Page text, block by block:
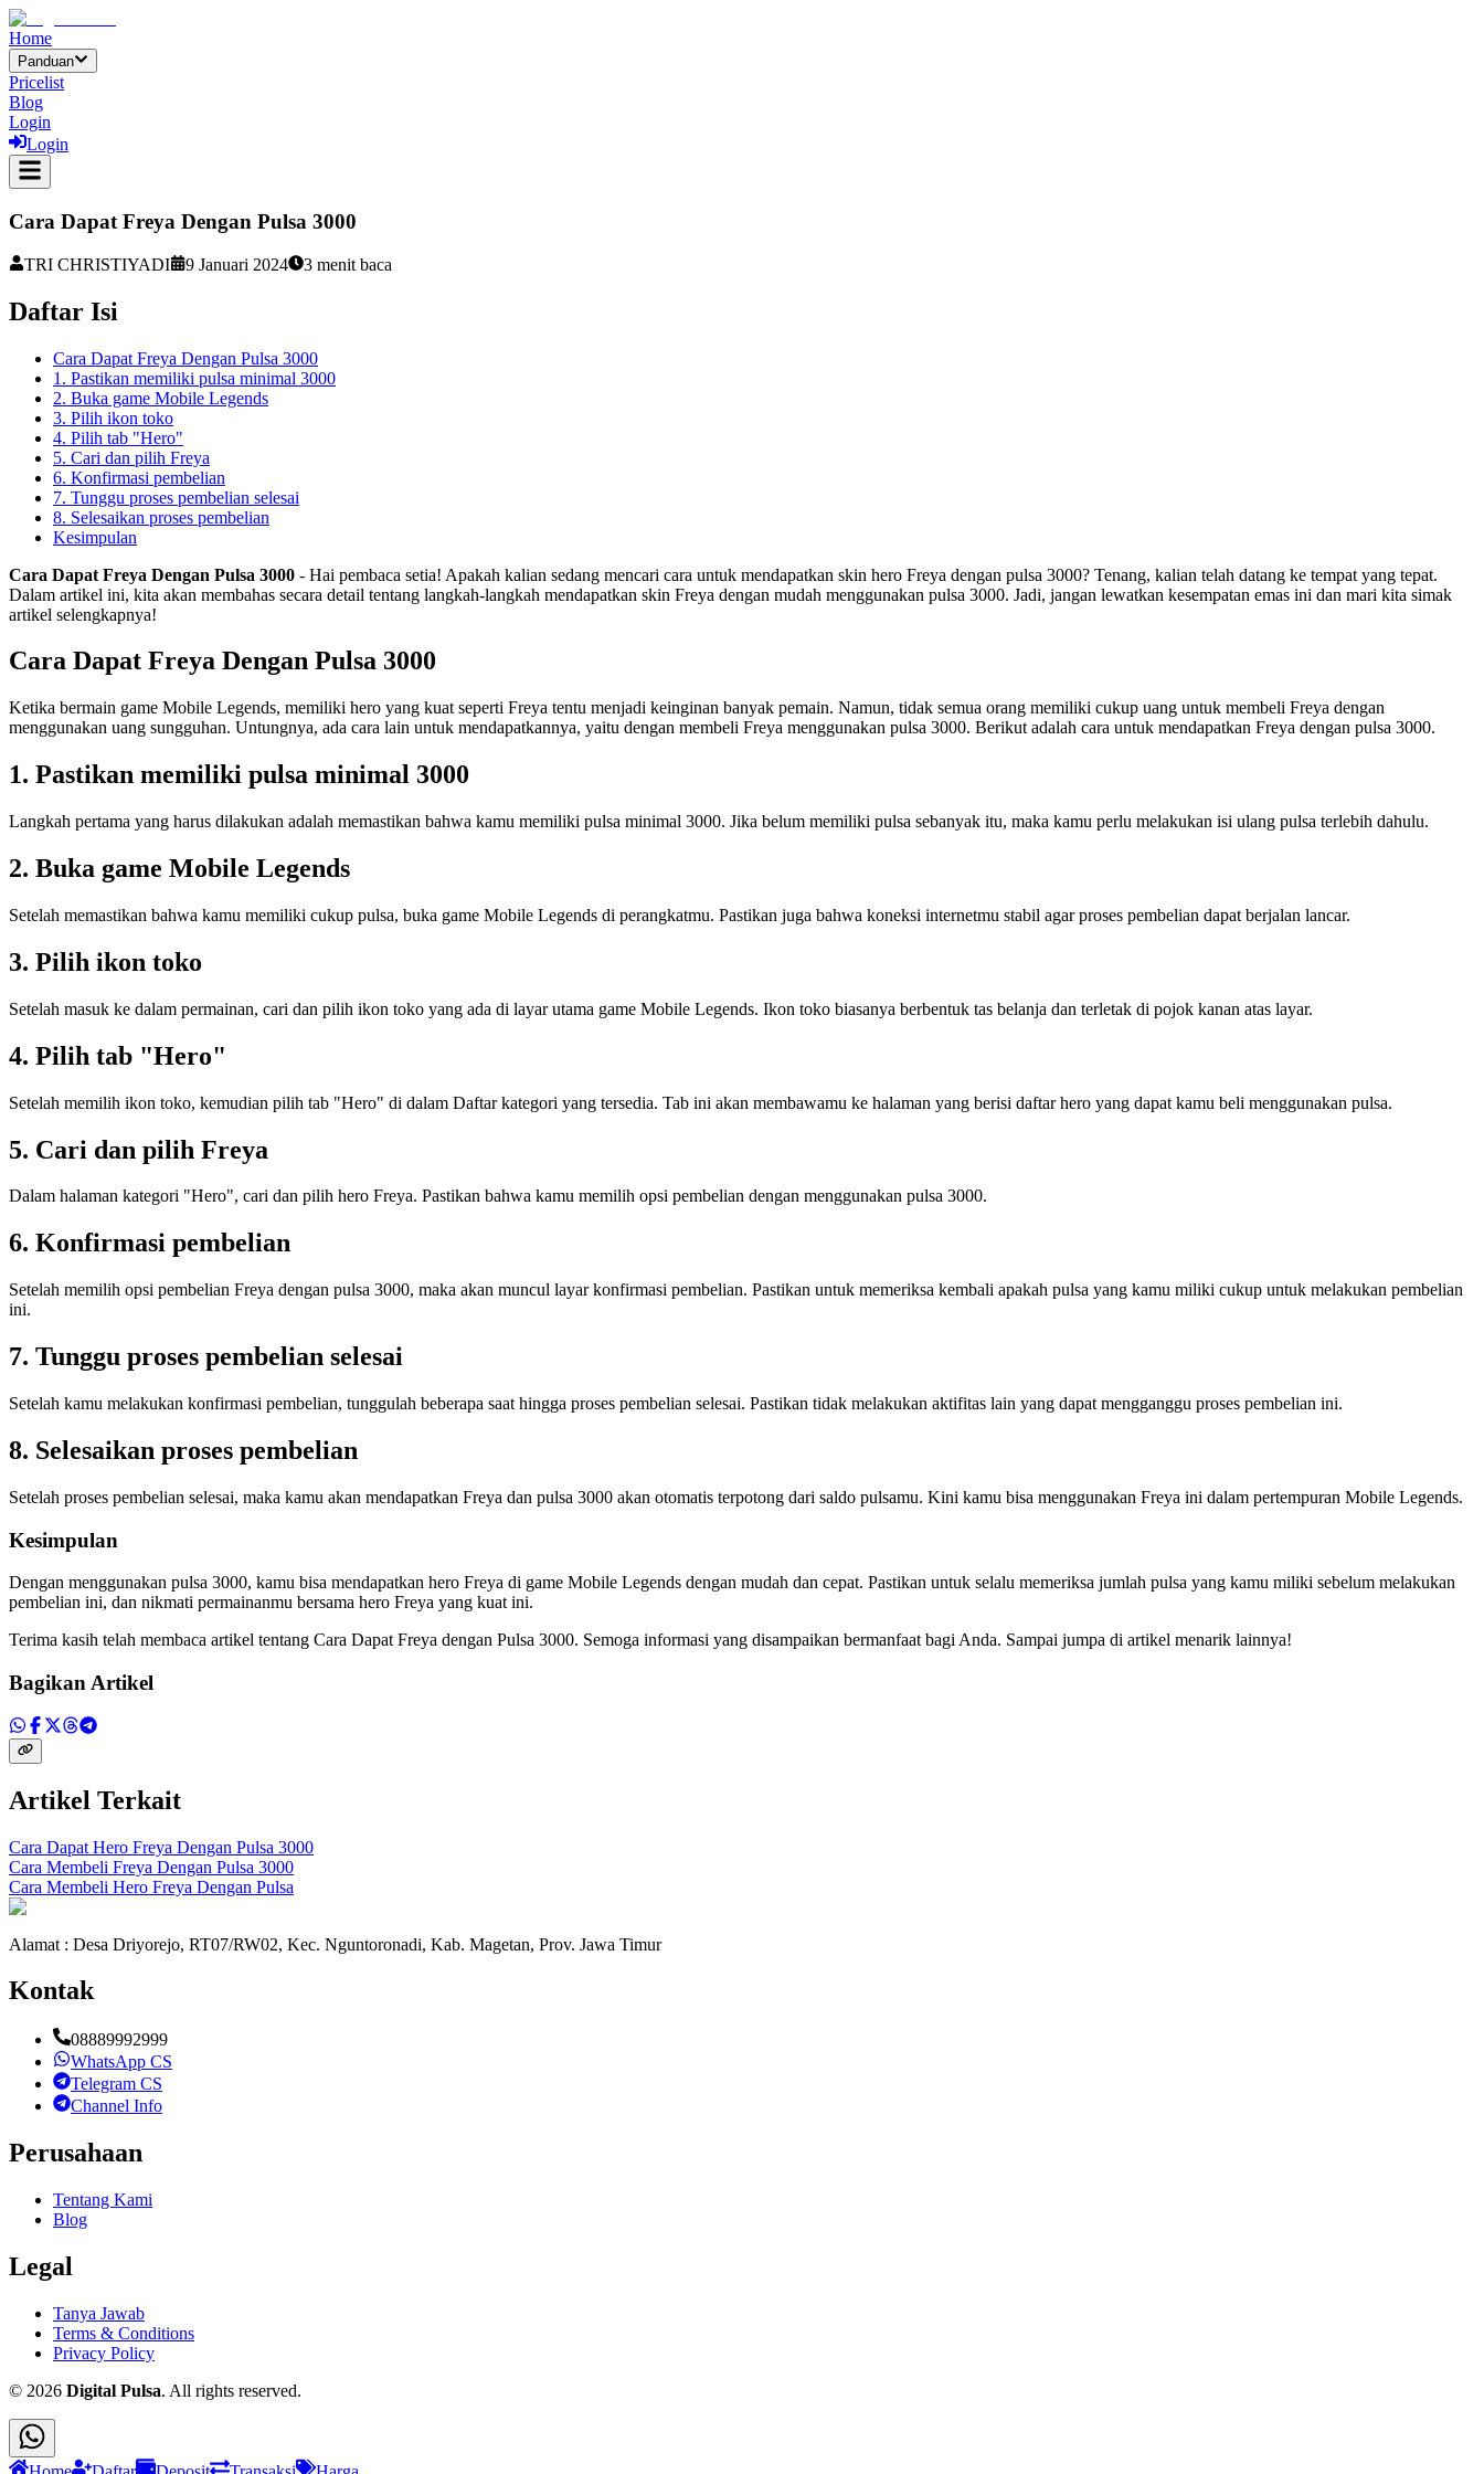
Home
Panduan
Pricelist
Blog
Login
Login
Cara Dapat Freya Dengan Pulsa 3000
TRI CHRISTIYADI 9 Januari 2024 3 menit baca
Daftar Isi
Cara Dapat Freya Dengan Pulsa 3000
1. Pastikan memiliki pulsa minimal 3000
2. Buka game Mobile Legends
3. Pilih ikon toko
4. Pilih tab "Hero"
5. Cari dan pilih Freya
6. Konfirmasi pembelian
7. Tunggu proses pembelian selesai
8. Selesaikan proses pembelian
Kesimpulan
Cara Dapat Freya Dengan Pulsa 3000 - Hai pembaca setia! Apakah kalian sedang mencari cara untuk mendapatkan skin hero Freya dengan pulsa 3000? Tenang, kalian telah datang ke tempat yang tepat.
Dalam artikel ini, kita akan membahas secara detail tentang langkah-langkah mendapatkan skin Freya dengan mudah menggunakan pulsa 3000. Jadi, jangan lewatkan kesempatan emas ini dan mari kita simak
artikel selengkapnya!
Cara Dapat Freya Dengan Pulsa 3000
Ketika bermain game Mobile Legends, memiliki hero yang kuat seperti Freya tentu menjadi keinginan banyak pemain. Namun, tidak semua orang memiliki cukup uang untuk membeli Freya dengan
menggunakan uang sungguhan. Untungnya, ada cara lain untuk mendapatkannya, yaitu dengan membeli Freya menggunakan pulsa 3000. Berikut adalah cara untuk mendapatkan Freya dengan pulsa 3000.
1. Pastikan memiliki pulsa minimal 3000
Langkah pertama yang harus dilakukan adalah memastikan bahwa kamu memiliki pulsa minimal 3000. Jika belum memiliki pulsa sebanyak itu, maka kamu perlu melakukan isi ulang pulsa terlebih dahulu.
2. Buka game Mobile Legends
Setelah memastikan bahwa kamu memiliki cukup pulsa, buka game Mobile Legends di perangkatmu. Pastikan juga bahwa koneksi internetmu stabil agar proses pembelian dapat berjalan lancar.
3. Pilih ikon toko
Setelah masuk ke dalam permainan, cari dan pilih ikon toko yang ada di layar utama game Mobile Legends. Ikon toko biasanya berbentuk tas belanja dan terletak di pojok kanan atas layar.
4. Pilih tab "Hero"
Setelah memilih ikon toko, kemudian pilih tab "Hero" di dalam Daftar kategori yang tersedia. Tab ini akan membawamu ke halaman yang berisi daftar hero yang dapat kamu beli menggunakan pulsa.
5. Cari dan pilih Freya
Dalam halaman kategori "Hero", cari dan pilih hero Freya. Pastikan bahwa kamu memilih opsi pembelian dengan menggunakan pulsa 3000.
6. Konfirmasi pembelian
Setelah memilih opsi pembelian Freya dengan pulsa 3000, maka akan muncul layar konfirmasi pembelian. Pastikan untuk memeriksa kembali apakah pulsa yang kamu miliki cukup untuk melakukan pembelian
ini.
7. Tunggu proses pembelian selesai
Setelah kamu melakukan konfirmasi pembelian, tunggulah beberapa saat hingga proses pembelian selesai. Pastikan tidak melakukan aktifitas lain yang dapat mengganggu proses pembelian ini.
8. Selesaikan proses pembelian
Setelah proses pembelian selesai, maka kamu akan mendapatkan Freya dan pulsa 3000 akan otomatis terpotong dari saldo pulsamu. Kini kamu bisa menggunakan Freya ini dalam pertempuran Mobile Legends.
Kesimpulan
Dengan menggunakan pulsa 3000, kamu bisa mendapatkan hero Freya di game Mobile Legends dengan mudah dan cepat. Pastikan untuk selalu memeriksa jumlah pulsa yang kamu miliki sebelum melakukan
pembelian ini, dan nikmati permainanmu bersama hero Freya yang kuat ini.
Terima kasih telah membaca artikel tentang Cara Dapat Freya dengan Pulsa 3000. Semoga informasi yang disampaikan bermanfaat bagi Anda. Sampai jumpa di artikel menarik lainnya!
Bagikan Artikel
Artikel Terkait
Cara Dapat Hero Freya Dengan Pulsa 3000
Cara Membeli Freya Dengan Pulsa 3000
Cara Membeli Hero Freya Dengan Pulsa
Alamat : Desa Driyorejo, RT07/RW02, Kec. Nguntoronadi, Kab. Magetan, Prov. Jawa Timur
Kontak
08889992999
WhatsApp CS
Telegram CS
Channel Info
Perusahaan
Tentang Kami
Blog
Legal
Tanya Jawab
Terms & Conditions
Privacy Policy
© 2026 Digital Pulsa. All rights reserved.